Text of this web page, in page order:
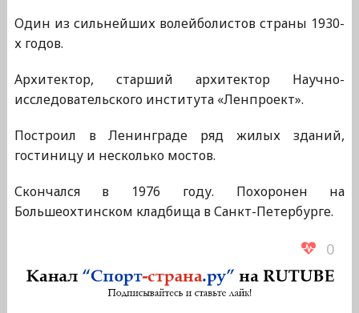
Один из сильнейших волейболистов страны 1930-
х годов.
Архитектор, старший архитектор Научно-
исследовательского института «Ленпроект».
Построил в Ленинграде ряд жилых зданий,
гостиницу и несколько мостов.
Скончался в 1976 году. Похоронен на
Большеохтинском кладбища в Санкт-Петербурге.
0